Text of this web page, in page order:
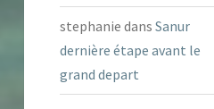
stephanie dans Sanur
dernière étape avant le
grand depart